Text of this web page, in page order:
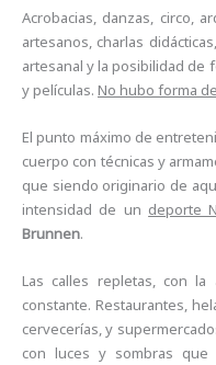
Acrobacias, danzas, circo,
artesanos, charlas
artesanal y la posibilidad
y películas.No hubo forma
El punto máximo de
cuerpo con técnicas y
que siendo originario de
intensidad de un deporte
Brunnen.
Las calles repletas, con
constante. Restaurantes,
cervecerías, y
con luces y sombras